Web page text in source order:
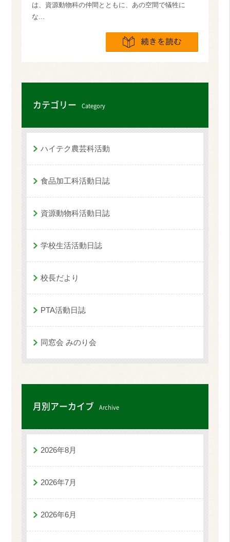
は、資源動物科の仲間とともに、あの空間で犠牲に
な...
カテゴリー Category
ハイテク農芸科活動
食品加工科活動日誌
資源動物科活動日誌
学校生活活動日誌
校長だより
PTA活動日誌
同窓会 みのり会
月別アーカイブ Archive
2026年8月
2026年7月
2026年6月